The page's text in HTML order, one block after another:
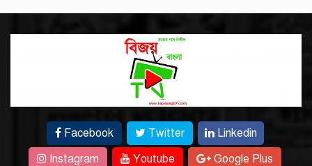
Facebook Twitter
Linkedin
Instagram
Youtube Google Plus